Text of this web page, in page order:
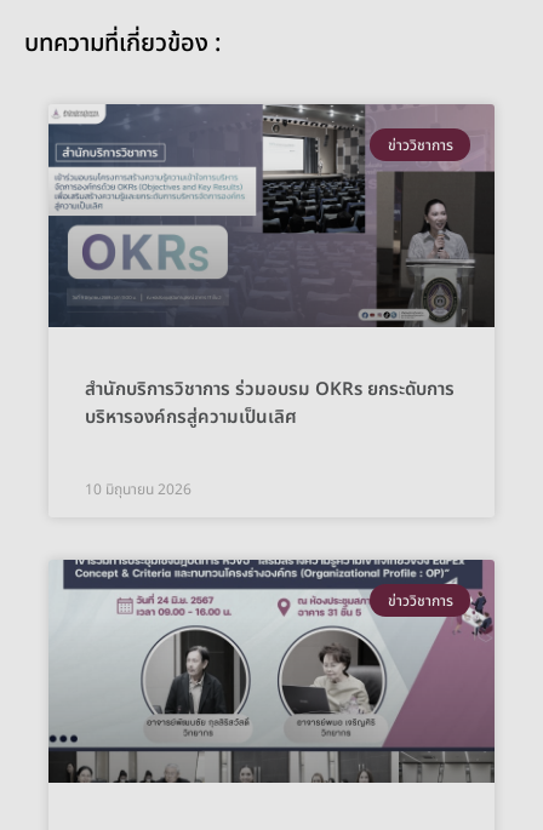
บทความที่เกี่ยวข้อง :
ข่าววิชาการ
สำนักบริการวิชาการ ร่วมอบรม OKRs ยกระดับการ
บริหารองค์กรสู่ความเป็นเลิศ
10 มิถุนายน 2026
ข่าววิชาการ